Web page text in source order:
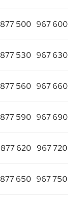
877 500 967 600
877 530 967 630
877 560 967 660
877 590 967 690
877 620 967 720
877 650 967 750